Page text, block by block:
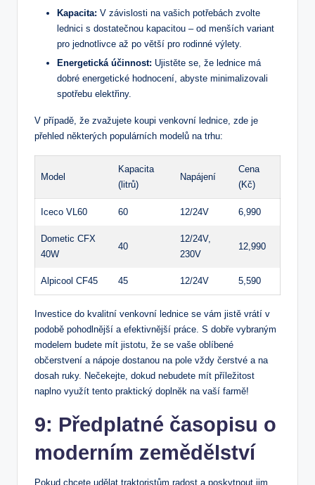
Kapacita: V závislosti na vašich potřebách zvolte
lednici s dostatečnou kapacitou – od menších variant
pro jednotlivce až po větší pro rodinné výlety.
Energetická účinnost: Ujistěte se, že lednice má
dobré energetické hodnocení, abyste minimalizovali
spotřebu elektřiny.
V případě, že zvažujete koupi venkovní lednice, zde je
přehled některých populárních modelů na trhu:
Model
Kapacita
(litrů)
Napájení
Cena
(Kč)
Iceco VL60 60 12/24V 6,990
Dometic CFX
40W
40
12/24V,
230V
12,990
Alpicool CF45 45 12/24V 5,590
Investice do kvalitní venkovní lednice se vám jistě vrátí v
podobě pohodlnější a efektivnější práce. S dobře vybraným
modelem budete mít jistotu, že se vaše oblíbené
občerstvení a nápoje dostanou na pole vždy čerstvé a na
dosah ruky. Nečekejte, dokud nebudete mít příležitost
naplno využít tento praktický doplněk na vaší farmě!
9: Předplatné časopisu o
moderním zemědělství
Pokud chcete udělat traktoristům radost a poskytnout jim